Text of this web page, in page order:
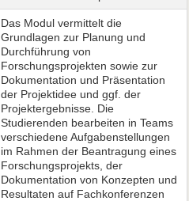
Das Modul vermittelt die
Grundlagen zur Planung und
Durchführung von
Forschungsprojekten sowie zur
Dokumentation und Präsentation
der Projektidee und ggf. der
Projektergebnisse. Die
Studierenden bearbeiten in Teams
verschiedene Aufgabenstellungen
im Rahmen der Beantragung eines
Forschungsprojekts, der
Dokumentation von Konzepten und
Resultaten auf Fachkonferenzen